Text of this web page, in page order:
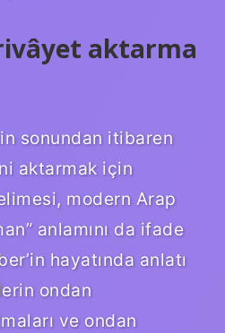
aktarma
sonundan itibaren
aktarmak için
modern Arap
anlamını da ifade
hayatında anlatı
ondan
ve ondan